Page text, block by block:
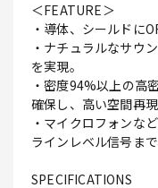
＜FEATURE＞
・導体、シールドに
・ナチュラルなサウ
を実現。
・密度94%以上の高
確保し、高い空間再現
・マイクロフォンな
ラインレベル信号ま
SPECIFICATIONS